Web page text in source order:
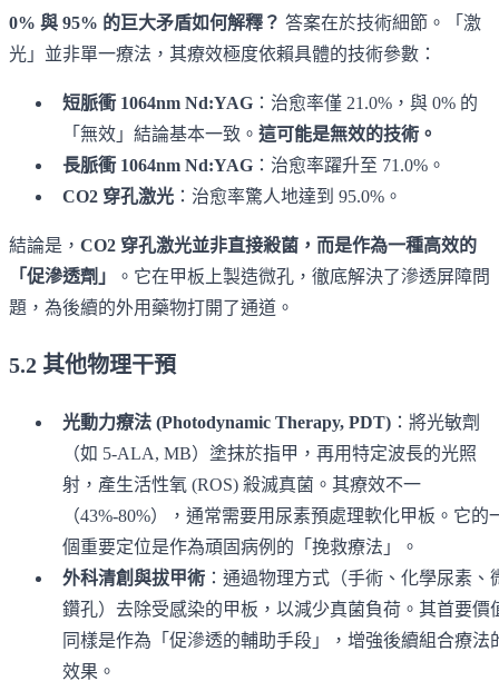
0% 與 95% 的巨大矛盾如何解釋？ 答案在於技術細節。「激
光」並非單一療法，其療效極度依賴具體的技術參數：
短脈衝 1064nm Nd:YAG ：治愈率僅 21.0%，與 0% 的
「無效」結論基本一致。 這可能是無效的技術。
長脈衝 1064nm Nd:YAG ：治愈率躍升至 71.0%。
CO2 穿孔激光 ：治愈率驚人地達到 95.0%。
結論是， CO2 穿孔激光並非直接殺菌，而是作為一種高效的
「促滲透劑」
。它在甲板上製造微孔，徹底解決了滲透屏障問
題，為後續的外用藥物打開了通道。
5.2 其他物理干預
光動力療法 (Photodynamic Therapy, PDT) ：將光敏劑
（如 5-ALA, MB）塗抹於指甲，再用特定波長的光照
射，產生活性氧 (ROS) 殺滅真菌。其療效不一
（43%-80%），通常需要用尿素預處理軟化甲板。它的
個重要定位是作為頑固病例的「挽救療法」。
外科清創與拔甲術 ：通過物理方式（手術、化學尿素、
鑽孔）去除受感染的甲板，以減少真菌負荷。其首要價
同樣是作為「促滲透的輔助手段」，增強後續組合療法
效果。